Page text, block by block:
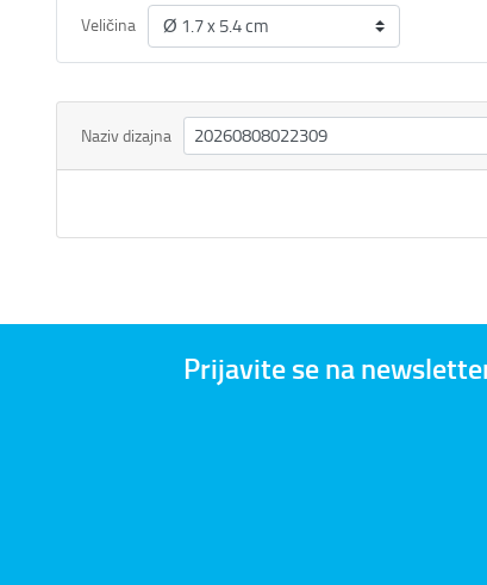
Veličina
Naziv dizajna
Prijavite se na